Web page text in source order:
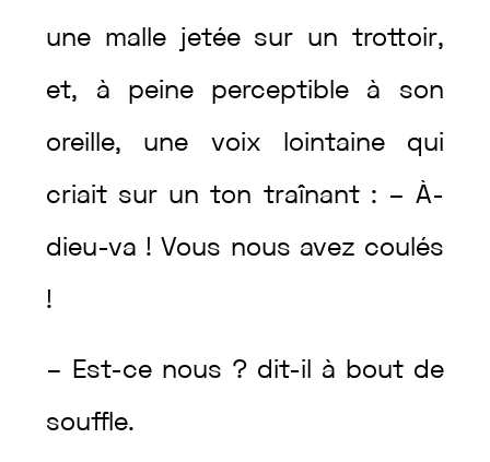
une malle jetée sur un trottoir,
et, à peine perceptible à son
oreille, une voix lointaine qui
criait sur unton traînant : – À-
dieu-va ! Vous nous avez coulés
!
– Est-ce nous ? dit-il à bout de
souffle.